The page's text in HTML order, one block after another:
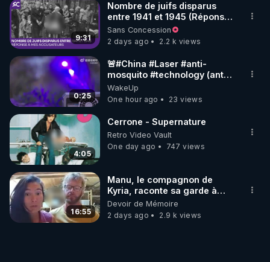
9:31
Nombre de juifs disparus
entre 1941 et 1945 (Réponse
à mes accusateurs)
Sans Concession
2 days ago
2.2 k views
0:25
🚨#China #Laser #anti-
mosquito #technology (anti
#moustique) Photon Matrix
WakeUp
One hour ago
23 views
4:05
Cerrone - Supernature
Retro Video Vault
One day ago
747 views
16:55
Manu, le compagnon de
Kyria, raconte sa garde à
vue musclée. PARTAGEZ!
Devoir de Mémoire
2 days ago
2.9 k views